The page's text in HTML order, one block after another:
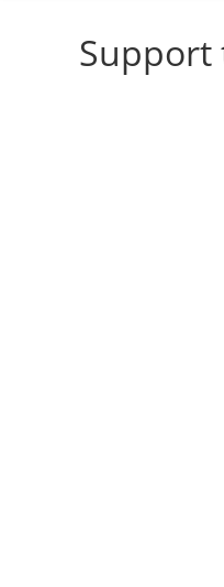
Support